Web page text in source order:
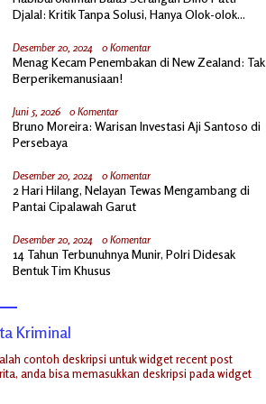
Djalal: Kritik Tanpa Solusi, Hanya Olok-olok
Desember 20, 2024 0 Komentar
Menag Kecam Penembakan di New Zealand: Tak
Berperikemanusiaan!
Juni 5, 2026 0 Komentar
Bruno Moreira: Warisan Investasi Aji Santoso di
Persebaya
Desember 20, 2024 0 Komentar
2 Hari Hilang, Nelayan Tewas Mengambang di
Pantai Cipalawah Garut
Desember 20, 2024 0 Komentar
14 Tahun Terbunuhnya Munir, Polri Didesak
Bentuk Tim Khusus
Kriminal
contoh deskripsi untuk widget recent post
anda bisa memasukkan deskripsi pada widget